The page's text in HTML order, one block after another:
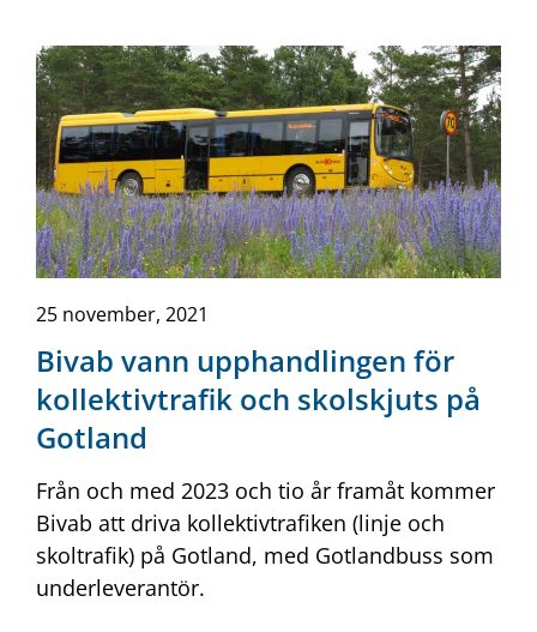
Bivab vann upphandlingen för
kollektivtrafik och skolskjuts på
Gotland
25 november, 2021
Från och med 2023 och tio år framåt kommer
Bivab att driva kollektivtrafiken (linje och
skoltrafik) på Gotland, med Gotlandbuss som
underleverantör.